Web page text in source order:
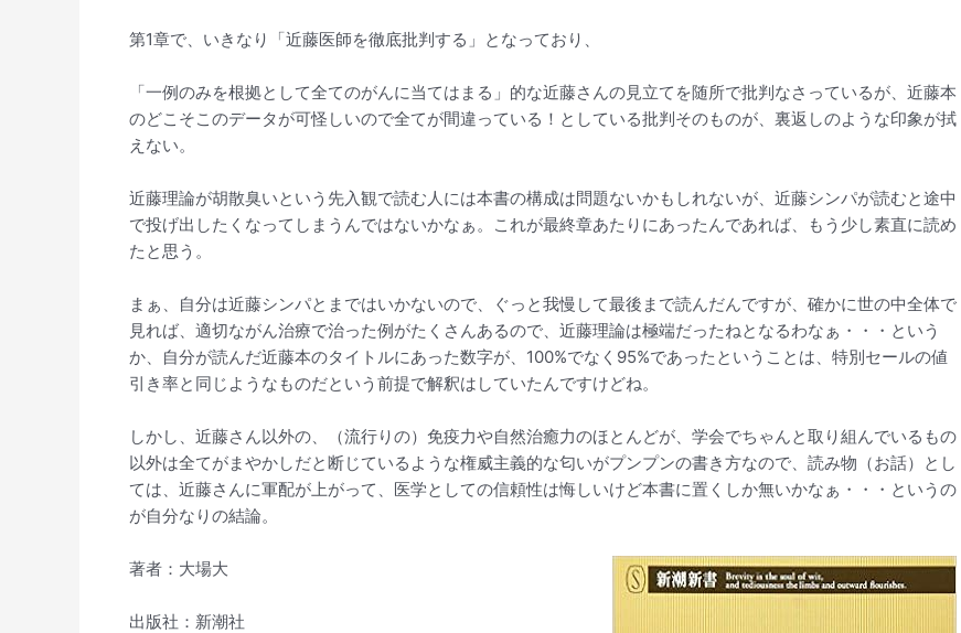
第1章で、いきなり「近藤医師を徹底批判する」となっており、
「一例のみを根拠として全てのがんに当てはまる」的な近藤さんの見立てを随所で批判なさっているが、近藤本
のどこそこのデータが可怪しいので全てが間違っている！としている批判そのものが、裏返しのような印象が拭
えない。
近藤理論が胡散臭いという先入観で読む人には本書の構成は問題ないかもしれないが、近藤シンパが読むと途中
で投げ出したくなってしまうんではないかなぁ。これが最終章あたりにあったんであれば、もう少し素直に読め
たと思う。
まぁ、自分は近藤シンパとまではいかないので、ぐっと我慢して最後まで読んだんですが、確かに世の中全体で
見れば、適切ながん治療で治った例がたくさんあるので、近藤理論は極端だったねとなるわなぁ・・・という
か、自分が読んだ近藤本のタイトルにあった数字が、100%でなく95%であったということは、特別セールの値
引き率と同じようなものだという前提で解釈はしていたんですけどね。
しかし、近藤さん以外の、（流行りの）免疫力や自然治癒力のほとんどが、学会でちゃんと取り組んでいるもの
以外は全てがまやかしだと断じているような権威主義的な匂いがプンプンの書き方なので、読み物（お話）とし
ては、近藤さんに軍配が上がって、医学としての信頼性は悔しいけど本書に置くしか無いかなぁ・・・というの
が自分なりの結論。
著者：大場大
出版社：新潮社